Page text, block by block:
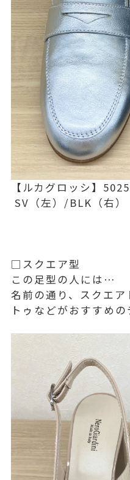
【ルカグロッシ】
SV（左）/BLK（右
□スクエア型
この足型の人には…
名前の通り、スクエ
トゥなどがおすすめの